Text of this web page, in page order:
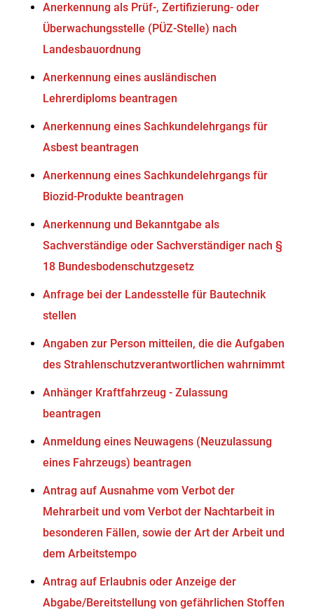
Anerkennung als Prüf-, Zertifizierung- oder
Überwachungsstelle (PÜZ-Stelle) nach
Landesbauordnung
Anerkennung eines ausländischen
Lehrerdiploms beantragen
Anerkennung eines Sachkundelehrgangs für
Asbest beantragen
Anerkennung eines Sachkundelehrgangs für
Biozid-Produkte beantragen
Anerkennung und Bekanntgabe als
Sachverständige oder Sachverständiger nach §
18 Bundesbodenschutzgesetz
Anfrage bei der Landesstelle für Bautechnik
stellen
Angaben zur Person mitteilen, die die Aufgaben
des Strahlenschutzverantwortlichen wahrnimmt
Anhänger Kraftfahrzeug - Zulassung
beantragen
Anmeldung eines Neuwagens (Neuzulassung
eines Fahrzeugs) beantragen
Antrag auf Ausnahme vom Verbot der
Mehrarbeit und vom Verbot der Nachtarbeit in
besonderen Fällen, sowie der Art der Arbeit und
dem Arbeitstempo
Antrag auf Erlaubnis oder Anzeige der
Abgabe/Bereitstellung von gefährlichen Stoffen